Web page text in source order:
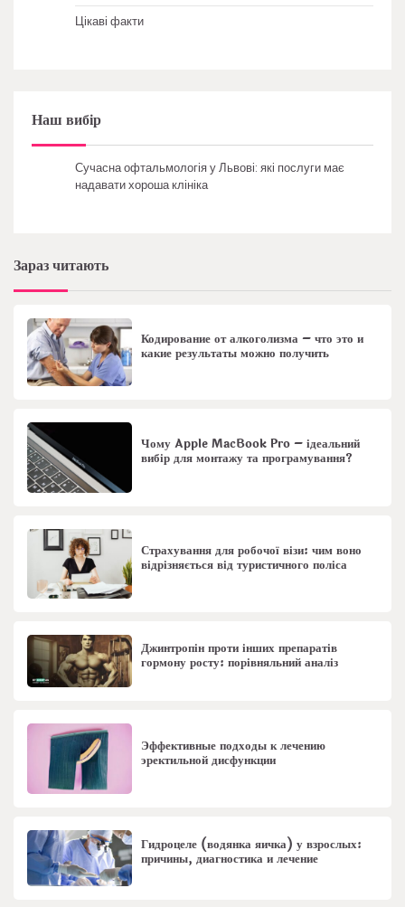
Цікаві факти
Наш вибір
Сучасна офтальмологія у Львові: які послуги має
надавати хороша клініка
Зараз читають
Кодирование от алкоголизма – что это и
какие результаты можно получить
Чому Apple MacBook Pro – ідеальний
вибір для монтажу та програмування?
Страхування для робочої візи: чим воно
відрізняється від туристичного поліса
Джинтропін проти інших препаратів
гормону росту: порівняльний аналіз
Эффективные подходы к лечению
эректильной дисфункции
Гидроцеле (водянка яичка) у взрослых:
причины, диагностика и лечение